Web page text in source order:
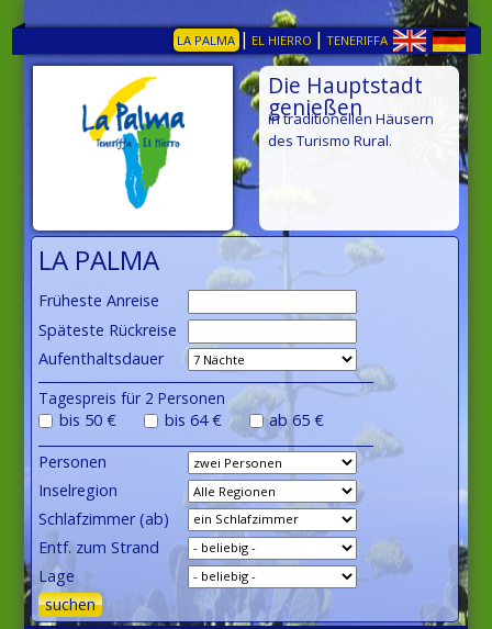
LA PALMA | EL HIERRO | TENERIFFA
Die Hauptstadt
genießen
in traditionellen Häusern
des Turismo Rural.
LA PALMA
Früheste Anreise
Späteste Rückreise
Aufenthaltsdauer
Tagespreis für 2 Personen
bis 50 €
bis 64 € ab 65 €
Personen
Inselregion
Schlafzimmer (ab)
Entf. zum Strand
Lage